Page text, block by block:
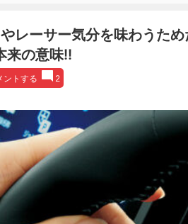
レーサー気分を味わうた
来の意味!!
ントする
2